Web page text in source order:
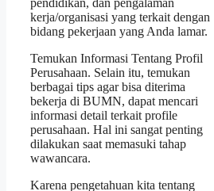
pendidikan, dan pengalaman
kerja/organisasi yang terkait dengan
bidang pekerjaan yang Anda lamar.
Temukan Informasi Tentang Profil
Perusahaan. Selain itu, temukan
berbagai tips agar bisa diterima
bekerja di BUMN, dapat mencari
informasi detail terkait profile
perusahaan. Hal ini sangat penting
dilakukan saat memasuki tahap
wawancara.
Karena pengetahuan kita tentang